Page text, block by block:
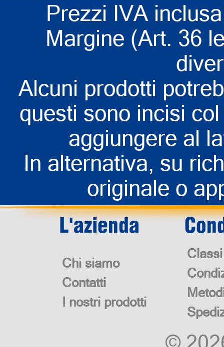
Prezzi IVA
Margine (Art. 36
Alcuni prodotti
questi sono incisi
aggiungere al
In alternativa, su
originale o
L'azienda
Chi siamo
Contatti
I nostri prodotti